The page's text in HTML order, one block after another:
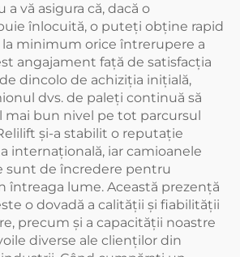
vă asigura că, dacă o
înlocuită, o puteți obține rapid
la minimum orice întrerupere a
angajament față de satisfacția
dincolo de achiziția inițială,
dvs. de paleți continuă să
mai bun nivel pe tot parcursul
şi-a stabilit o reputaţie
internaţională, iar camioanele
sunt de încredere pentru
întreaga lume. Această prezență
o dovadă a calității și fiabilității
precum și a capacității noastre
diverse ale clienților din